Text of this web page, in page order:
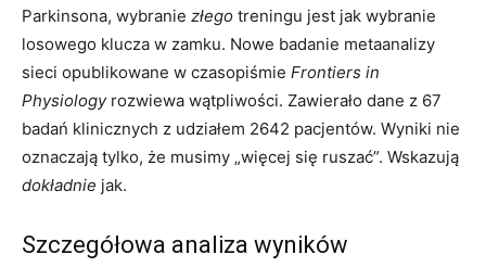
Parkinsona, wybranie złego treningu jest jak wybranie
losowego klucza w zamku. Nowe badanie metaanalizy
sieci opublikowane w czasopiśmie Frontiers in
Physiologyrozwiewa wątpliwości. Zawierało dane z 67
badań klinicznych z udziałem 2642 pacjentów. Wyniki nie
oznaczają tylko, że musimy „więcej się ruszać”. Wskazują
dokładnie jak.
Szczegółowa analiza wyników